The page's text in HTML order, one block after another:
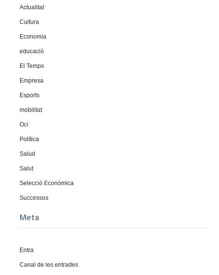
Actualitat
Cultura
Economia
educació
El Temps
Empresa
Esports
mobilitat
Oci
Política
Salud
Salut
Selecció Econòmica
Successos
Meta
Entra
Canal de les entrades